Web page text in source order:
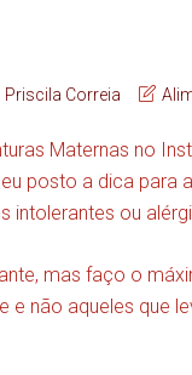
Priscila Correia
Maternas no
posto a dica para
intolerantes ou
mas faço o
e não aqueles que